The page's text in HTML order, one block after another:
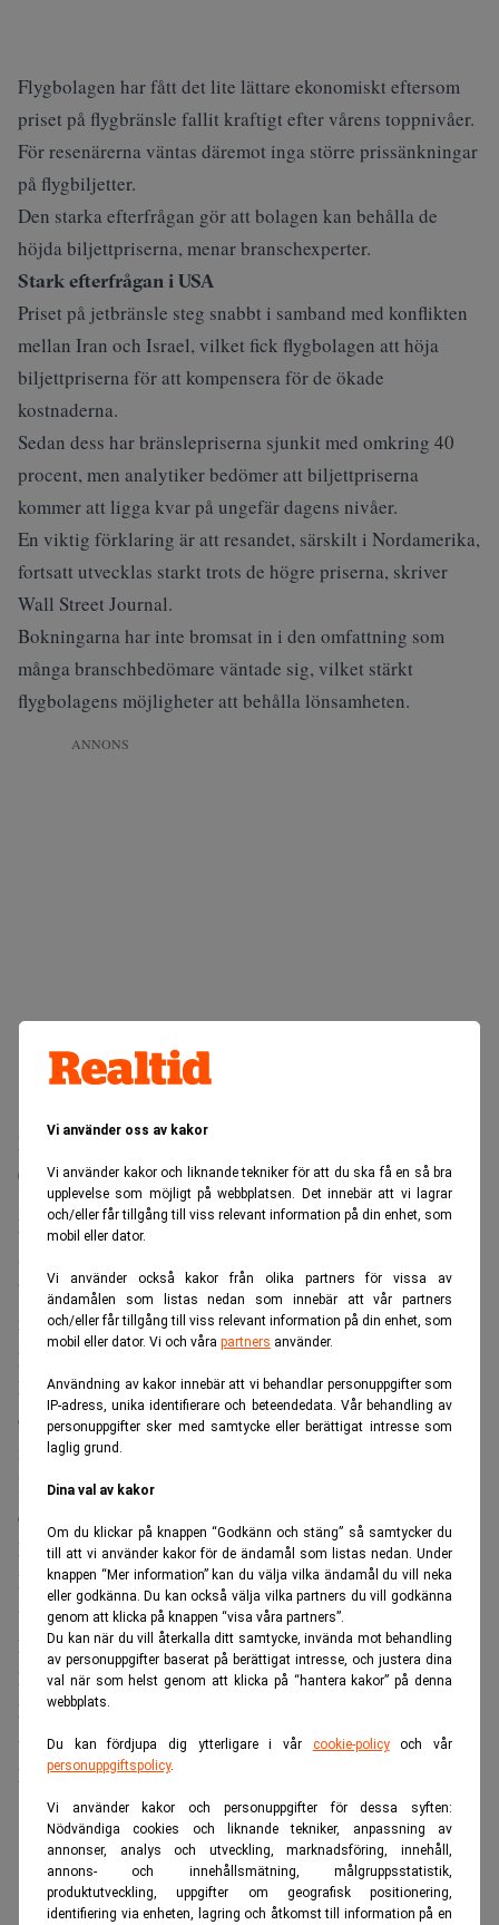
Vi använder oss av kakor
Vi använder kakor och liknande tekniker för att du ska få en så bra
upplevelse som möjligt på webbplatsen. Det innebär att vi lagrar
och/eller får tillgång till viss relevant information på din enhet, som
mobil eller dator.
Vi använder också kakor från olika partners för vissa av
ändamålen som listas nedan som innebär att vår partners
och/eller får tillgång till viss relevant information på din enhet, som
mobil eller dator. Vi och våra partners använder.
Användning av kakor innebär att vi behandlar personuppgifter som
IP-adress, unika identifierare och beteendedata. Vår behandling av
personuppgifter sker med samtycke eller berättigat intresse som
laglig grund.
Dina val av kakor
Om du klickar på knappen “Godkänn och stäng” så samtycker du
till att vi använder kakor för de ändamål som listas nedan. Under
knappen “Mer information” kan du välja vilka ändamål du vill neka
eller godkänna. Du kan också välja vilka partners du vill godkänna
genom att klicka på knappen “visa våra partners”.
Du kan när du vill återkalla ditt samtycke, invända mot behandling
av personuppgifter baserat på berättigat intresse, och justera dina
val när som helst genom att klicka på “hantera kakor” på denna
webbplats.
Du kan fördjupa dig ytterligare i vår cookie-policyoch vår
personuppgiftspolicy.
Vi använder kakor och personuppgifter för dessa syften:
Nödvändiga cookies och liknande tekniker, anpassning av
annonser, analys och utveckling, marknadsföring, innehåll,
annons- och innehållsmätning, målgruppsstatistik,
produktutveckling, uppgifter om geografisk positionering,
identifiering via enheten, lagring och åtkomst till information på en
Flygbolagen har fått det lite lättare ekonomiskt eftersom
priset på flygbränsle fallit kraftigt efter vårens toppnivåer.
För resenärerna väntas däremot inga större prissänkningar
på flygbiljetter.
Den starka efterfrågan gör att bolagen kan behålla de
höjda biljettpriserna, menar branschexperter.
Stark efterfrågan i USA
Priset på jetbränsle steg snabbt i samband med konflikten
mellan Iran och Israel, vilket fick flygbolagen att höja
biljettpriserna för att kompensera för de ökade
kostnaderna.
Sedan dess har bränslepriserna sjunkit med omkring 40
procent, men analytiker bedömer att biljettpriserna
kommer att ligga kvar på ungefär dagens nivåer.
En viktig förklaring är att resandet, särskilt i Nordamerika,
fortsatt utvecklas starkt trots de högre priserna, skriver
Wall Street Journal.
Bokningarna har inte bromsat in i den omfattning som
många branschbedömare väntade sig, vilket stärkt
flygbolagens möjligheter att behålla lönsamheten.
ANNONS
Läs mer:Prislarm om flyget – men hit har resan blivit 1
000 kronor billigare. Dagens PS
Konkurs har påverkat konkurrensen
bränslekostnaderna sköt i höjden valde flera bolag att dra
ned på mindre lönsamma avgångar och skjuta upp
planerade utökningar av linjenäten.
Före krisen räknade de amerikanska flygbolagen med att
öka den inrikes kapaciteten under årets tredje kvartal, men
nu väntas i stället i stort sett ingen tillväxt alls.
Konkurrensen på den amerikanska marknaden har
dessutom minskat efter lågprisbolaget Spirit Airlines
konkurs i maj.
Bolaget hade länge pressat biljettpriserna i USA, men när
verksamheten upphörde förbättrades förutsättningarna för
konkurrenterna att ta bättre betalt på flera linjer.
På vissa sträckor har andra flygbolag tagit över Spirits
kapacitet, vilket lett till lägre priser, men utvecklingen har
varit begränsad.
Läs mer:Flygbolag tvingas lägga ned. Realtid
ANNONS